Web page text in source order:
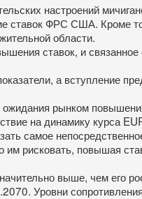
настроений
ставок ФРС США. Кроме
области.
ставок, и связанное
а вступление
ожидания рынком
на динамику курса
самое
им рисковать, повышая
выше, чем его
Уровни